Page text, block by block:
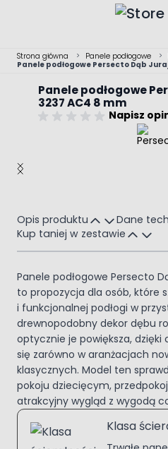
Strona główna > Panele podłogowe >
Panele podłogowe Persecto Dąb
Panele podłogowe
3237 AC4 8 mm
Napisz
Main image
Click to view image in
Opis produktu
Dane
Kup taniej w zestawie
Panele podłogowe Persecto
to propozycja dla osób, które
i funkcjonalnej podłogi w
drewnopodobny dekor dębu
optycznie je powiększa,
się zarówno w aranżacjach
klasycznych. Model ten
pokoju dziecięcym,
atrakcyjny wygląd z wygodą
Klasa